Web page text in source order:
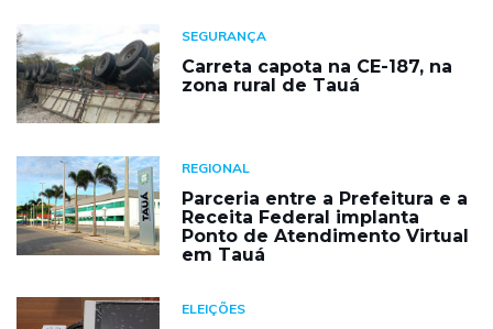
SEGURANÇA
Carreta capota na CE-187, na
zona rural de Tauá
REGIONAL
Parceria entre a Prefeitura e a
Receita Federal implanta
Ponto de Atendimento Virtual
em Tauá
ELEIÇÕES